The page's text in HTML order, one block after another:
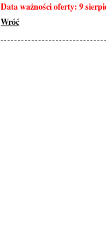
Data ważności oferty: 9
Wróć